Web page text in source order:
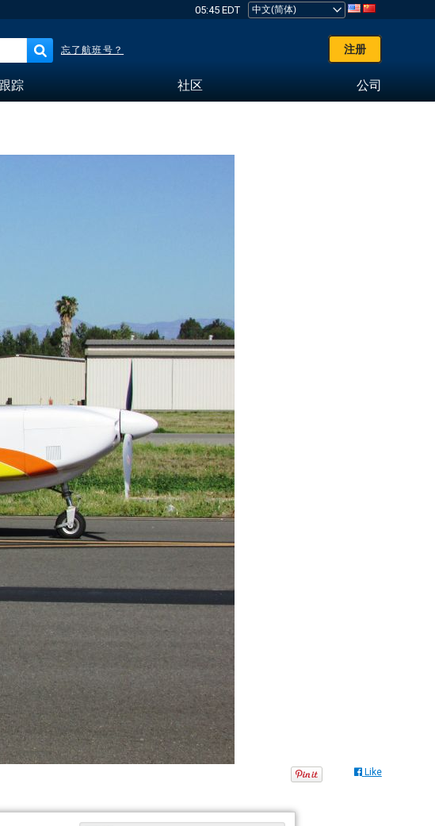
05:45 EDT
忘了航班号？ 注册
踪 社区 公司
Like